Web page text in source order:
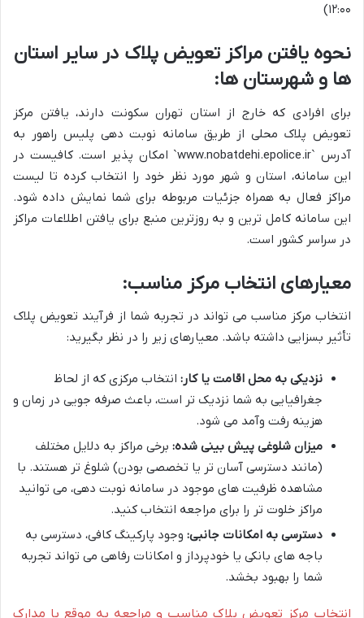
۱۲:۰۰)
نحوه یافتن مراکز تعویض پلاک در سایر استان
ها و شهرستان ها:
برای افرادی که خارج از استان تهران سکونت دارند، یافتن مرکز
تعویض پلاک محلی از طریق سامانه نوبت دهی پلیس راهور به
آدرس `www.nobatdehi.epolice.ir` امکان پذیر است. کافیست در
این سامانه، استان و شهر مورد نظر خود را انتخاب کرده تا لیست
مراکز فعال به همراه جزئیات مربوطه برای شما نمایش داده شود.
این سامانه کامل ترین و به روزترین منبع برای یافتن اطلاعات مراکز
در سراسر کشور است.
معیارهای انتخاب مرکز مناسب:
انتخاب مرکز مناسب می تواند در تجربه شما از فرآیند تعویض پلاک
تأثیر بسزایی داشته باشد. معیارهای زیر را در نظر بگیرید:
نزدیکی به محل اقامت یا کار: انتخاب مرکزی که از لحاظ
جغرافیایی به شما نزدیک تر است، باعث صرفه جویی در زمان و
هزینه رفت وآمد می شود.
میزان شلوغی پیش بینی شده: برخی مراکز به دلایل مختلف
(مانند دسترسی آسان تر یا تخصصی بودن) شلوغ تر هستند. با
مشاهده ظرفیت های موجود در سامانه نوبت دهی، می توانید
مراکز خلوت تر را برای مراجعه انتخاب کنید.
دسترسی به امکانات جانبی: وجود پارکینگ کافی، دسترسی به
باجه های بانکی یا خودپرداز و امکانات رفاهی می تواند تجربه
شما را بهبود بخشد.
انتخاب مرکز تعویض پلاک مناسب و مراجعه به موقع با مدارک